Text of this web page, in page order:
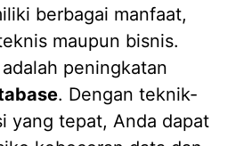
berbagai manfaat,
maupun bisnis.
peningkatan
. Dengan teknik-
yang tepat, Anda dapat